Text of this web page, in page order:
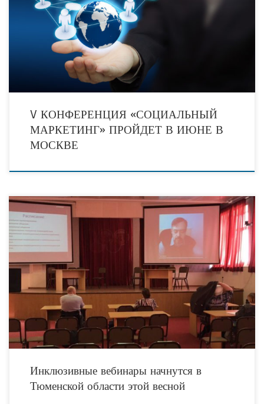
20-21 июня 2018 года в Москве в РЭУ им. Г.В. Плеханова пройдёт Юбилейная
V Международная конференция «Социальный маркетинг». Конференция
посвящена лидирующему направлению в мировой практике
V КОНФЕРЕНЦИЯ «СОЦИАЛЬНЫЙ
МАРКЕТИНГ» ПРОЙДЕТ В ИЮНЕ В
МОСКВЕ
На сегодняшний день одной из актуальных проблем остается проблема
социальной интеграции людей с ограниченными возможностями здоровья. Для
ее решения проводится больше число мероприятий, проектов. Так
Инклюзивные вебинары начнутся в
Тюменской области этой весной